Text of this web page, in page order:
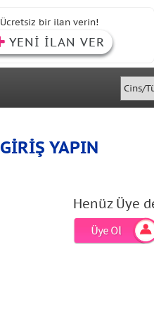
Ücretsiz bir ilan verin!
YENİ İLAN VER
GİRİŞ YAPIN
Henüz Üye